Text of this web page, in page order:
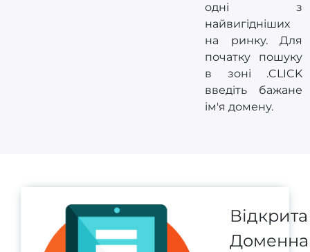
одні з
найвигідніших
на ринку. Для
початку пошуку
в зоні .CLICK
введіть бажане
ім'я домену.
Відкрита
Доменна